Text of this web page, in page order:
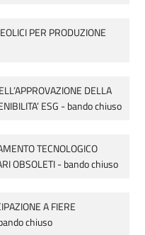
PER PRODUZIONE
DELLA
ESG - bando chiuso
TECNOLOGICO
OBSOLETI - bando chiuso
A FIERE
chiuso